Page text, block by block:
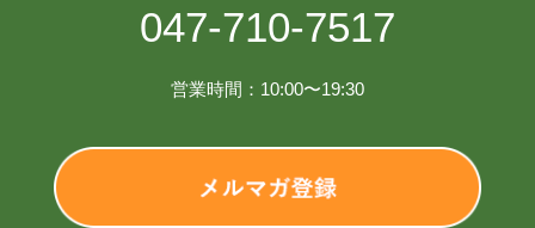
047-710-7517
営業時間：10:00〜19:30